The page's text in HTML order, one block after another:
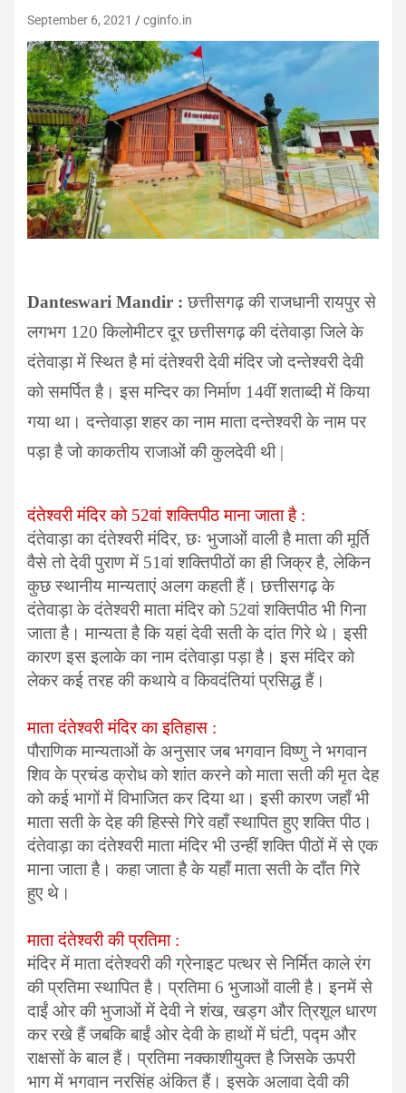
September 6, 2021 cginfo.in
Danteswari Mandir :छत्तीसगढ़ की राजधानी रायपुर से
लगभग 120 किलोमीटर दूर छत्तीसगढ़ की दंतेवाड़ा जिले के
दंतेवाड़ा में स्थित है मां दंतेश्वरी देवी मंदिर जो दन्तेश्वरी देवी
को समर्पित है। इस मन्दिर का निर्माण 14वीं शताब्दी में किया
गया था। दन्तेवाड़ा शहर का नाम माता दन्तेश्वरी के नाम पर
पड़ा है जो काकतीय राजाओं की कुलदेवी थी |
दंतेश्वरी मंदिर को 52वां शक्तिपीठ माना जाता है :
दंतेवाड़ा का दंतेश्वरी मंदिर, छः भुजाओं वाली है माता की मूर्ति
वैसे तो देवी पुराण में 51वां शक्तिपीठों का ही जिक्र है, लेकिन
कुछ स्थानीय मान्यताएं अलग कहती हैं। छत्तीसगढ़ के
दंतेवाड़ा के दंतेश्वरी माता मंदिर को 52वां शक्तिपीठ भी गिना
जाता है। मान्यता है कि यहां देवी सती के दांत गिरे थे। इसी
कारण इस इलाके का नाम दंतेवाड़ा पड़ा है। इस मंदिर को
लेकर कई तरह की कथाये व किवदंतियां प्रसिद्ध हैं।
माता दंतेश्वरी मंदिर का इतिहास :
पौराणिक मान्यताओं के अनुसार जब भगवान विष्णु ने भगवान
शिव के प्रचंड क्रोध को शांत करने को माता सती की मृत देह
को कई भागों में विभाजित कर दिया था। इसी कारण जहाँ भी
माता सती के देह की हिस्से गिरे वहाँ स्थापित हुए शक्ति पीठ।
दंतेवाड़ा का दंतेश्वरी माता मंदिर भी उन्हीं शक्ति पीठों में से एक
माना जाता है। कहा जाता है के यहाँ माता सती के दाँत गिरे
हुए थे।
माता दंतेश्वरी की प्रतिमा :
मंदिर में माता दंतेश्वरी की ग्रेनाइट पत्थर से निर्मित काले रंग
की प्रतिमा स्थापित है। प्रतिमा 6 भुजाओं वाली है। इनमें से
दाईं ओर की भुजाओं में देवी ने शंख, खड्ग और त्रिशूल धारण
कर रखे हैं जबकि बाईं ओर देवी के हाथों में घंटी, पद्म और
राक्षसों के बाल हैं। प्रतिमा नक्काशीयुक्त है जिसके ऊपरी
भाग में भगवान नरसिंह अंकित हैं। इसके अलावा देवी की